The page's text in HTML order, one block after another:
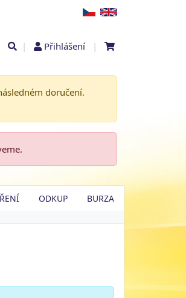
| Přihlášení |
doručení.
ODKUP BURZA